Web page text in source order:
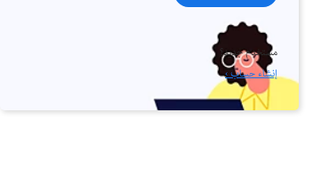
مستخدم جديد؟
إنشاء حساب ›